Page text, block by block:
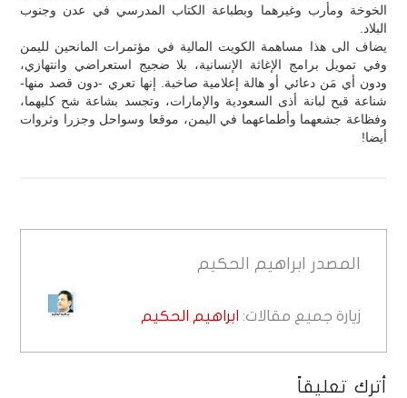
الخوخة ومأرب وغيرهما وبطباعة الكتاب المدرسي في عدن وجنوب
البلاد.
يضاف الى هذا مساهمة الكويت المالية في مؤتمرات المانحين لليمن
وفي تمويل برامج الإغاثة الإنسانية، بلا ضجيج استعراضي وانتهازي،
ودون أي مَن دعائي أو هالة إعلامية صاخبة. إنها تعري -دون قصد منها-
شناعة قبح لبانة أذى السعودية والإمارات، وتجسد بشاعة شح كليهما،
وفظاعة جشعهما وأطماعهما في اليمن، موقعا وسواحل وجزرا وثروات
أيضا!
المصدر ابراهيم الحكيم
زيارة جميع مقالات: ابراهيم الحكيم
أترك تعليقاً